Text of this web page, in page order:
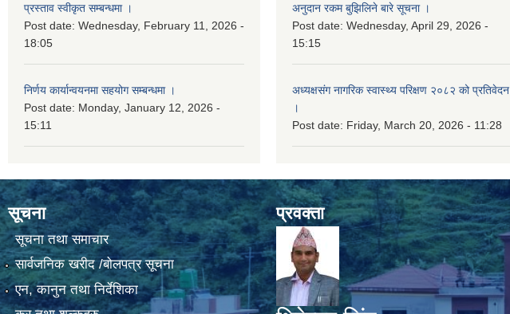
प्रस्ताव स्वीकृत सम्बन्धमा ।
Post date: Wednesday, February 11, 2026 -
18:05
निर्णय कार्यान्वयनमा सहयोग सम्बन्धमा ।
Post date: Monday, January 12, 2026 -
15:11
अनुदान रकम बुझिलिने बारे सूचना ।
Post date: Wednesday, April 29, 2026 -
15:15
अध्यक्षसंग नागरिक स्वास्थ्य परिक्षण २०८२ को प्रतिवेदन
।
Post date: Friday, March 20, 2026 - 11:28
सूचना
सूचना तथा समाचार
सार्वजनिक खरीद /बोलपत्र सूचना
एन, कानुन तथा निर्देशिका
प्रवक्ता